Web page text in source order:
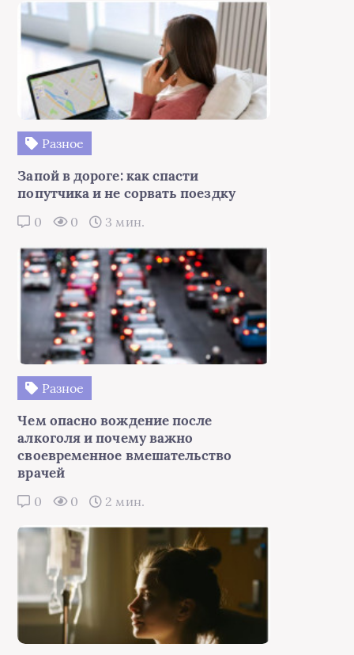
Разное
Запой в дороге: как спасти
попутчика и не сорвать поездку
0 0 3 мин.
Разное
Чем опасно вождение после
алкоголя и почему важно
своевременное вмешательство
врачей
0 0 2 мин.